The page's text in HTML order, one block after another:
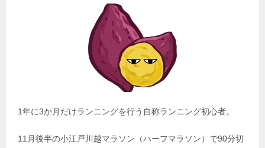
1年に3か月だけランニングを行う自称ランニング初心者。
11月後半の小江戸川越マラソン（ハーフマラソン）で90分切